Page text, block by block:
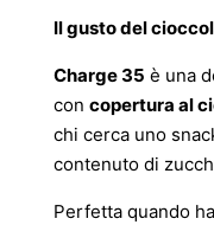
Il gusto del
Charge 35 è una
con copertura al
chi cerca uno
contenuto di
Perfetta quando